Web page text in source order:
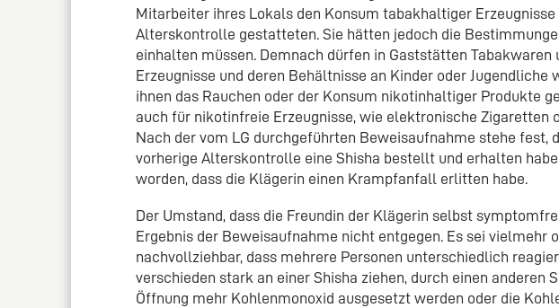
Mitarbeiter ihres Lokals den Konsum tabakhaltiger Erzeugnisse
Alterskontrolle gestatteten. Sie hätten jedoch die
einhalten müssen. Demnach dürfen in Gaststätten
Erzeugnisse und deren Behältnisse an Kinder oder Jugendliche
ihnen das Rauchen oder der Konsum nikotinhaltiger Produkte
auch für nikotinfreie Erzeugnisse, wie elektronische Zigaretten
Nach der vom LG durchgeführten Beweisaufnahme stehe fest,
vorherige Alterskontrolle eine Shisha bestellt und erhalten
worden, dass die Klägerin einen Krampfanfall erlitten habe.
Der Umstand, dass die Freundin der Klägerin selbst
Ergebnis der Beweisaufnahme nicht entgegen. Es sei vielmehr
nachvollziehbar, dass mehrere Personen unterschiedlich
verschieden stark an einer Shisha ziehen, durch einen anderen
Öffnung mehr Kohlenmonoxid ausgesetzt werden oder die